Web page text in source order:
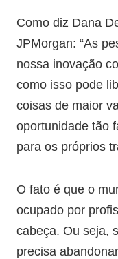
Como diz Dana
JPMorgan: “As
nossa inovação
como isso pode
coisas de maior
oportunidade tão
para os próprios
O fato é que o
ocupado por
cabeça. Ou seja,
precisa